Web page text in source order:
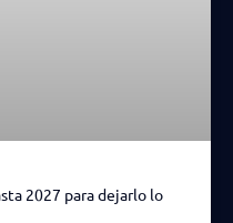
2027 para dejarlo lo